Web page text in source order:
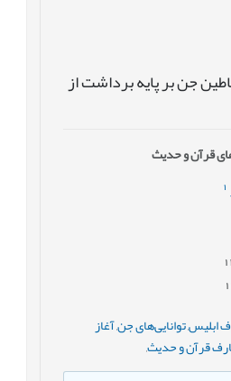
جن بر پایه برداشت از
قرآن و حدیث
ابلیس,توانایی‌های جن,آغاز
قرآن و حدیث,